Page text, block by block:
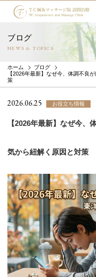
ブログ
NEWS & TOPICS
ホーム
ブログ
【2026年最新】なぜ今、体調不良
策
2026.06.25 お役立ち情報
【2026年最新】なぜ今、
気から紐解く原因と対策